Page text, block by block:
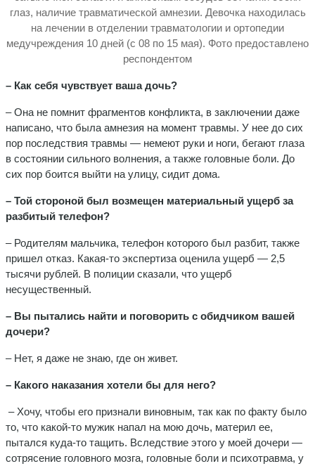
глаз, наличие травматической амнезии. Девочка находилась
на лечении в отделении травматологии и ортопедии
медучреждения 10 дней (с 08 по 15 мая). Фото предоставлено
респондентом
– Как себя чувствует ваша дочь?
– Она не помнит фрагментов конфликта, в заключении даже
написано, что была амнезия на момент травмы. У нее до сих
пор последствия травмы — немеют руки и ноги, бегают глаза
в состоянии сильного волнения, а также головные боли. До
сих пор боится выйти на улицу, сидит дома.
– Той стороной был возмещен материальный ущерб за
разбитый телефон?
– Родителям мальчика, телефон которого был разбит, также
пришел отказ. Какая-то экспертиза оценила ущерб — 2,5
тысячи рублей. В полиции сказали, что ущерб
несущественный.
– Вы пытались найти и поговорить с обидчиком вашей
дочери?
– Нет, я даже не знаю, где он живет.
– Какого наказания хотели бы для него?
– Хочу, чтобы его признали виновным, так как по факту было
то, что какой-то мужик напал на мою дочь, материл ее,
пытался куда-то тащить. Вследствие этого у моей дочери —
сотрясение головного мозга, головные боли и психотравма, у